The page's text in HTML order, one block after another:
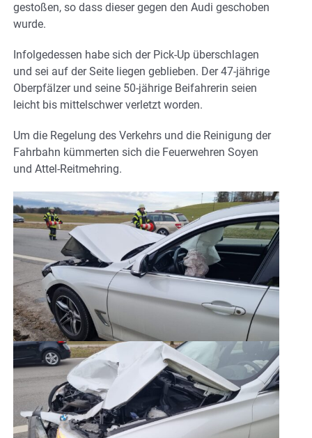
gestoßen, so dass dieser gegen den Audi geschoben
wurde.
Infolgedessen habe sich der Pick-Up überschlagen
und sei auf der Seite liegen geblieben. Der 47-jährige
Oberpfälzer und seine 50-jährige Beifahrerin seien
leicht bis mittelschwer verletzt worden.
Um die Regelung des Verkehrs und die Reinigung der
Fahrbahn kümmerten sich die Feuerwehren Soyen
und Attel-Reitmehring.